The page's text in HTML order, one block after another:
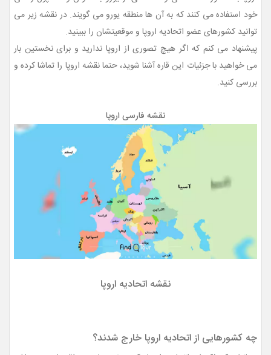
خود استفاده می کنند که به آن ها منطقه یورو می گویند. در نقشه زیر می
توانید کشورهای عضو اتحادیه اروپا و موقعیتشان را ببینید.
پیشنهاد می کنم که اگر هیچ تصوری از اروپا ندارید و برای نخستین بار
می خواهید با جزئیات این قاره آشنا شوید، حتما نقشه اروپا را تماشا کرده و
بررسی کنید.
نقشه فارسی اروپا
نقشه اتحادیه اروپا
چه کشورهایی از اتحادیه اروپا خارج شدند؟